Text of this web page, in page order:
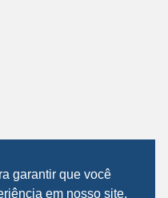
garantir que você
em nosso site.